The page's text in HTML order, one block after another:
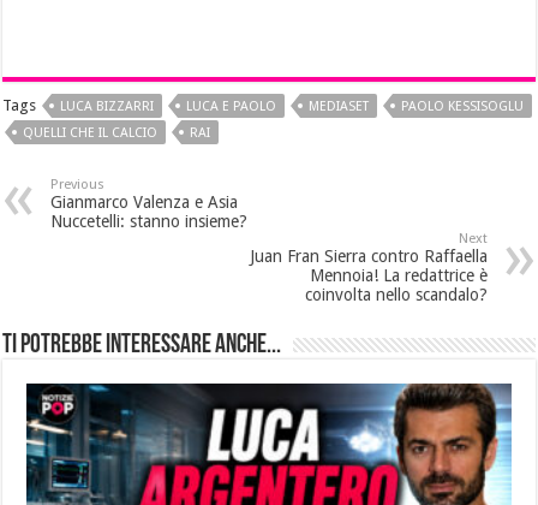
Tags LUCA BIZZARRI LUCA E PAOLO MEDIASET
PAOLO KESSISOGLU
QUELLI CHE IL CALCIO
RAI
Previous
Gianmarco Valenza e Asia
Nuccetelli: stanno insieme?
Next
Juan Fran Sierra contro Raffaella
Mennoia! La redattrice è
coinvolta nello scandalo?
Ti potrebbe interessare anche...